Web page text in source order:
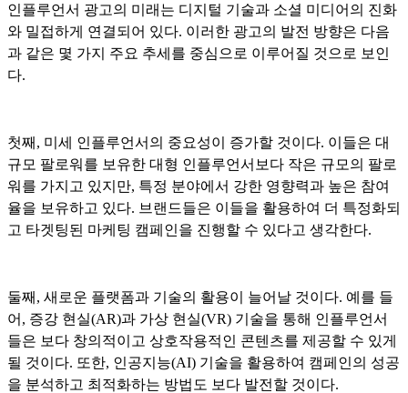
인플루언서 광고의 미래는 디지털 기술과 소셜 미디어의 진화
와 밀접하게 연결되어 있다. 이러한 광고의 발전 방향은 다음
과 같은 몇 가지 주요 추세를 중심으로 이루어질 것으로 보인
다.
첫째, 미세 인플루언서의 중요성이 증가할 것이다. 이들은 대
규모 팔로워를 보유한 대형 인플루언서보다 작은 규모의 팔로
워를 가지고 있지만, 특정 분야에서 강한 영향력과 높은 참여
율을 보유하고 있다. 브랜드들은 이들을 활용하여 더 특정화되
고 타겟팅된 마케팅 캠페인을 진행할 수 있다고 생각한다.
둘째, 새로운 플랫폼과 기술의 활용이 늘어날 것이다. 예를 들
어, 증강 현실(AR)과 가상 현실(VR) 기술을 통해 인플루언서
들은 보다 창의적이고 상호작용적인 콘텐츠를 제공할 수 있게
될 것이다. 또한, 인공지능(AI) 기술을 활용하여 캠페인의 성공
을 분석하고 최적화하는 방법도 보다 발전할 것이다.